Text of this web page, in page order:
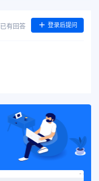
已有回答 登录后提问